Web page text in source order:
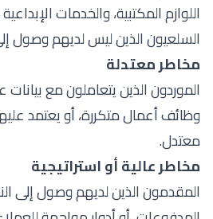
اللوازم المكتبية، والخدمات
السلعيون الذين ليس لديهم وصول
مخاطر معتدلة
الموردون الذين يتعاملون مع
وظائف أعمال متكررة، أو يعتمد
معتدل.
مخاطر عالية أو استراتيجية
المقدمون الذين لديهم وصول إلى